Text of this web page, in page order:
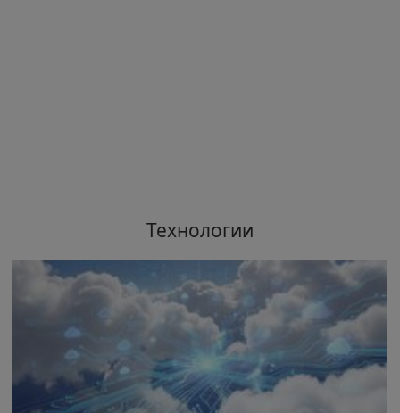
Технологии